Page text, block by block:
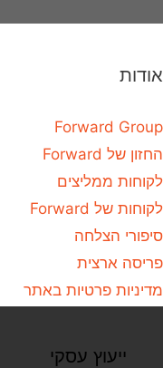
אודות
Forward Group
החזון של Forward
לקוחות ממליצים
לקוחות של Forward
סיפורי הצלחה
פריסה ארצית
מדיניות פרטיות באתר
ייעוץ עסקי